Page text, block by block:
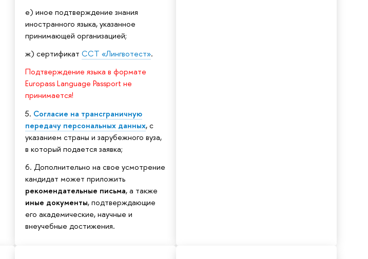
е) иное подтверждение знания
иностранного языка, указанное
принимающей организацией;
ж) сертификат ССТ «Лингвотест».
Подтверждение языка в формате
Europass Language Passport не
принимается!
5. Согласие на трансграничную
передачу персональных данных, с
указанием страны и зарубежного вуза,
в который подается заявка;
6. Дополнительно на свое усмотрение
кандидат может приложить
рекомендательные письма, а также
иные документы, подтверждающие
его академические, научные и
внеучебные достижения.